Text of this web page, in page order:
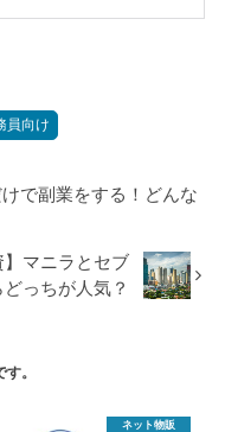
員向け
で副業をする！どんな
】マニラとセブ
どっちが人気？
。
ネット物販